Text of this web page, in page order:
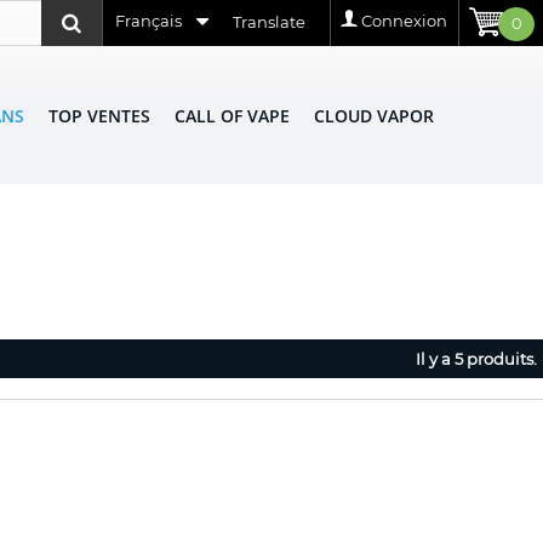
0
Connexion
Translate
Français
TOP VENTES CALL OF VAPE CLOUD VAPOR
Il y a 5 produits.